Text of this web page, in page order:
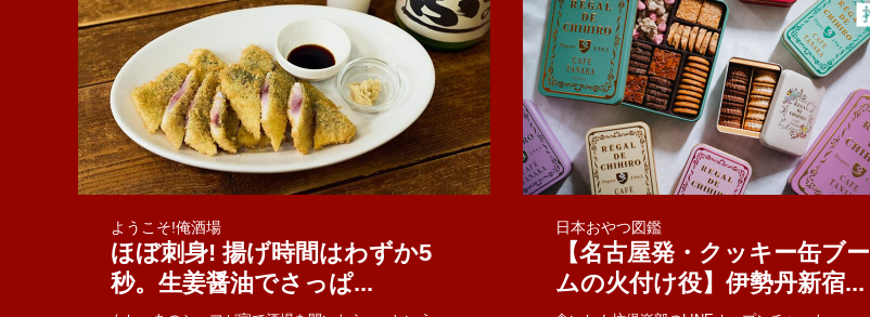
ようこそ!俺酒場
ほぼ刺身! 揚げ時間はわずか5
秒。生姜醤油でさっぱ...
日本おやつ図鑑
【名古屋発・クッキー缶ブー
ムの火付け役】伊勢丹新宿...